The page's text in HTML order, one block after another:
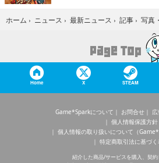
ホーム › ニュース › 最新ニュース › 記事 › 写真
Home X STEAM
Game*Sparkについて お問合せ
個人情報保護方針
個人情報の取り扱いについて（
特定商取引法に基づく
紹介した商品/サービスを購入、契約